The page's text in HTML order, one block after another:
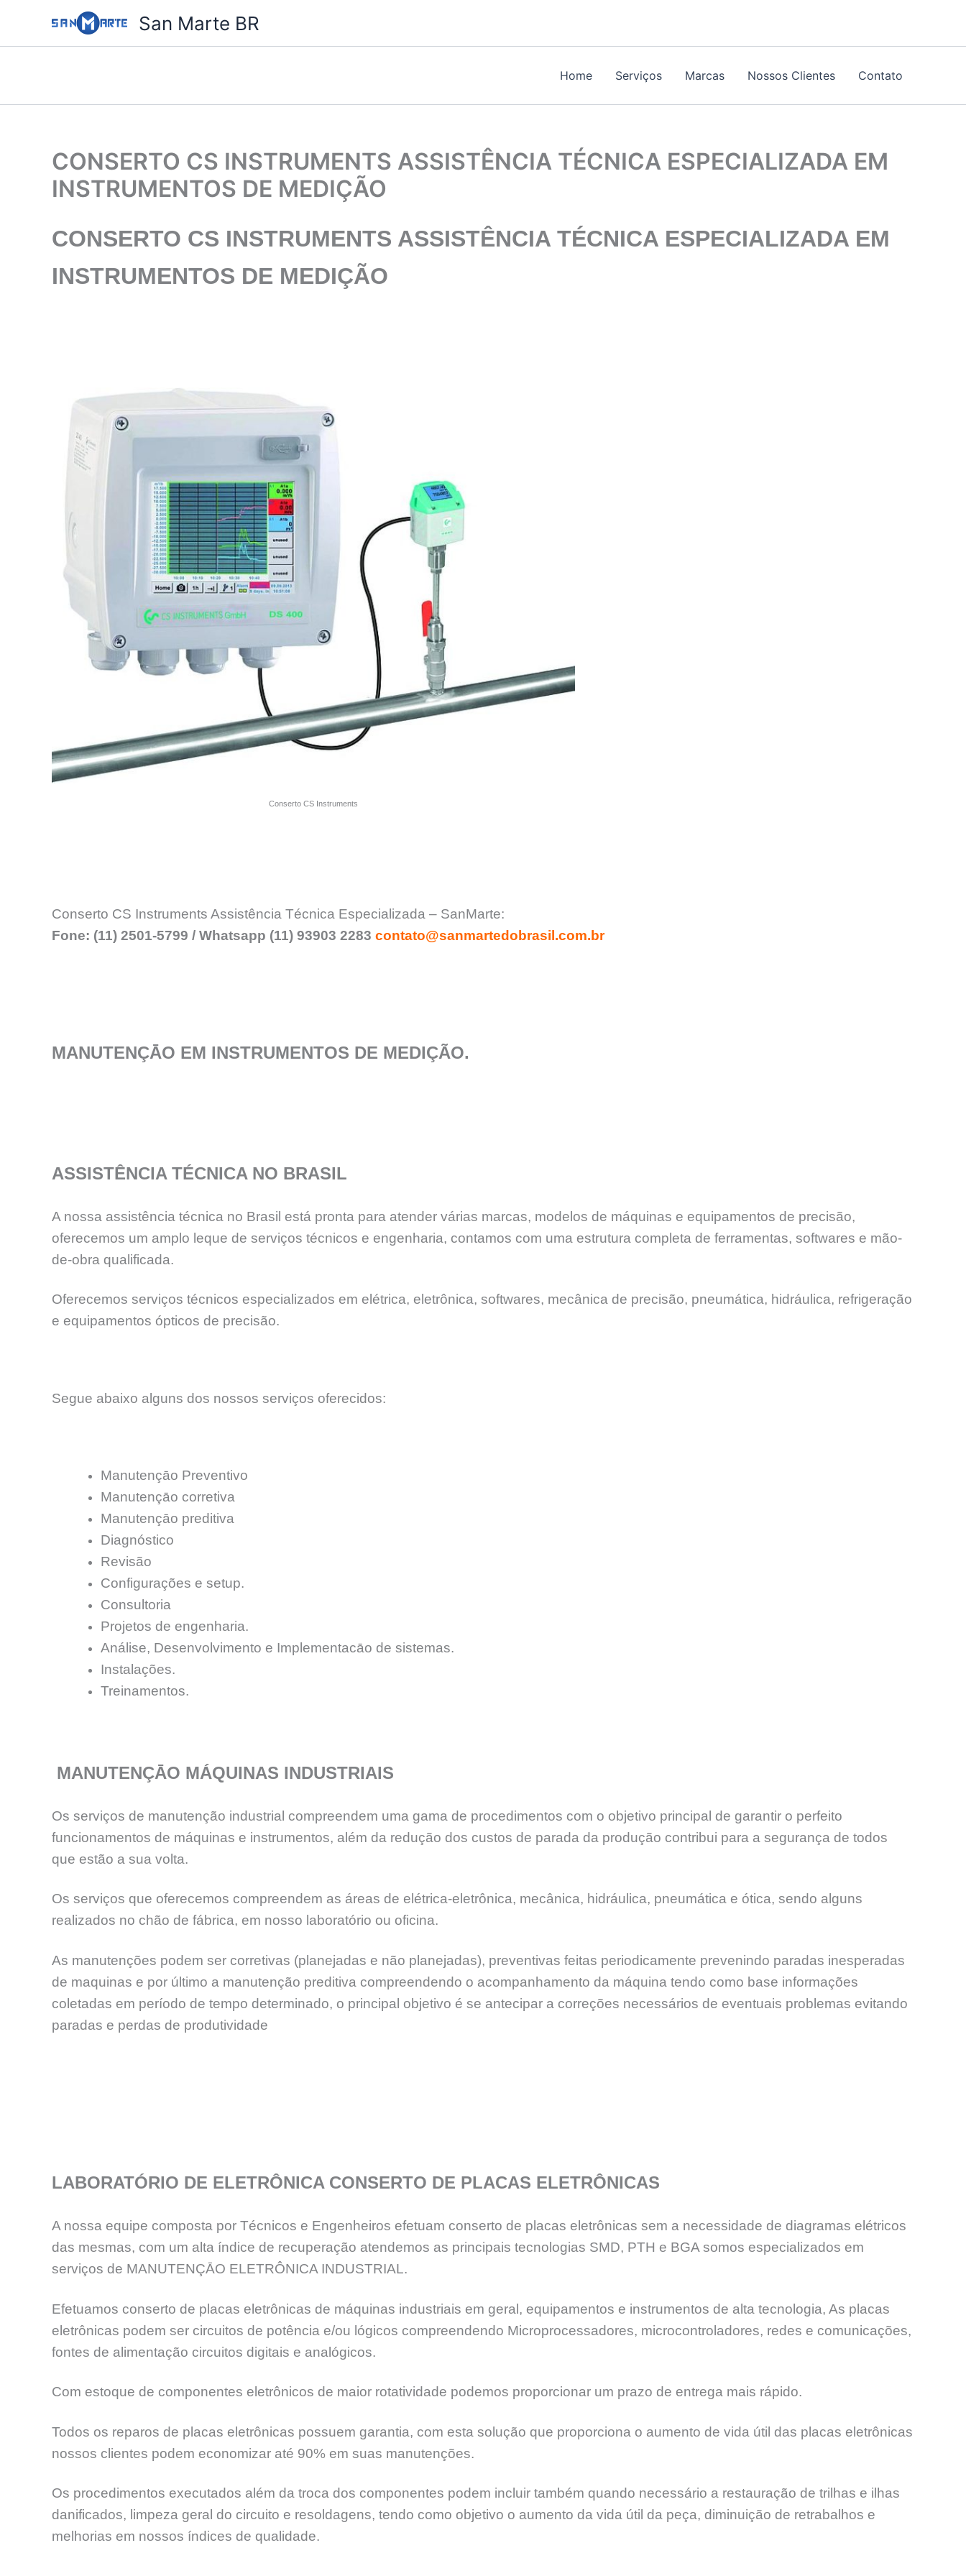
o
San Marte BR
Home Serviços Marcas Nossos Clientes Contato
CONSERTO CS INSTRUMENTS ASSISTÊNCIA TÉCNICA ESPECIALIZADA EM
INSTRUMENTOS DE MEDIÇÃO
CONSERTO CS INSTRUMENTS ASSISTÊNCIA TÉCNICA ESPECIALIZADA EM
INSTRUMENTOS DE MEDIÇÃO
Conserto CS Instruments
Conserto CS Instruments Assistência Técnica Especializada – SanMarte:
Fone: (11) 2501-5799 / Whatsapp (11) 93903 2283 contato@sanmartedobrasil.com.br
MANUTENÇĀO EM INSTRUMENTOS DE MEDIÇÃO.
ASSISTÊNCIA TÉCNICA NO BRASIL
A nossa assistência técnica no Brasil está pronta para atender várias marcas, modelos de máquinas e equipamentos de precisão,
oferecemos um amplo leque de serviços técnicos e engenharia, contamos com uma estrutura completa de ferramentas, softwares e mão-
de-obra qualificada.
Oferecemos serviços técnicos especializados em elétrica, eletrônica, softwares, mecânica de precisão, pneumática, hidráulica, refrigeração
e equipamentos ópticos de precisão.
Segue abaixo alguns dos nossos serviços oferecidos:
Manutençāo Preventivo
Manutençāo corretiva
Manutençāo preditiva
Diagnóstico
Revisão
Configurações e setup.
Consultoria
Projetos de engenharia.
Análise, Desenvolvimento e Implementacāo de sistemas.
Instalações.
Treinamentos.
MANUTENÇĀO MÁQUINAS INDUSTRIAIS
Os serviços de manutenção industrial compreendem uma gama de procedimentos com o objetivo principal de garantir o perfeito
funcionamentos de máquinas e instrumentos, além da redução dos custos de parada da produção contribui para a segurança de todos
que estão a sua volta.
Os serviços que oferecemos compreendem as áreas de elétrica-eletrônica, mecânica, hidráulica, pneumática e ótica, sendo alguns
realizados no chão de fábrica, em nosso laboratório ou oficina.
As manutenções podem ser corretivas (planejadas e não planejadas), preventivas feitas periodicamente prevenindo paradas inesperadas
de maquinas e por último a manutenção preditiva compreendendo o acompanhamento da máquina tendo como base informações
coletadas em período de tempo determinado, o principal objetivo é se antecipar a correções necessários de eventuais problemas evitando
paradas e perdas de produtividade
LABORATÓRIO DE ELETRÔNICA CONSERTO DE PLACAS ELETRÔNICAS
A nossa equipe composta por Técnicos e Engenheiros efetuam conserto de placas eletrônicas sem a necessidade de diagramas elétricos
das mesmas, com um alta índice de recuperação atendemos as principais tecnologias SMD, PTH e BGA somos especializados em
serviços de MANUTENÇĀO ELETRÔNICA INDUSTRIAL.
Efetuamos conserto de placas eletrônicas de máquinas industriais em geral, equipamentos e instrumentos de alta tecnologia, As placas
eletrônicas podem ser circuitos de potência e/ou lógicos compreendendo Microprocessadores, microcontroladores, redes e comunicações,
fontes de alimentação circuitos digitais e analógicos.
Com estoque de componentes eletrônicos de maior rotatividade podemos proporcionar um prazo de entrega mais rápido.
Todos os reparos de placas eletrônicas possuem garantia, com esta solução que proporciona o aumento de vida útil das placas eletrônicas
nossos clientes podem economizar até 90% em suas manutenções.
Os procedimentos executados além da troca dos componentes podem incluir também quando necessário a restauração de trilhas e ilhas
danificados, limpeza geral do circuito e resoldagens, tendo como objetivo o aumento da vida útil da peça, diminuição de retrabalhos e
melhorias em nossos índices de qualidade.